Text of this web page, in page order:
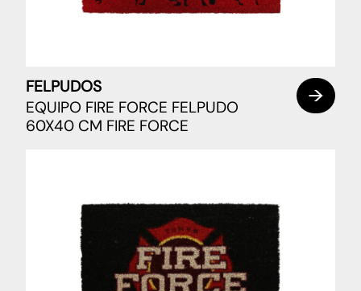
FELPUDOS
EQUIPO FIRE FORCE FELPUDO
60X40 CM FIRE FORCE